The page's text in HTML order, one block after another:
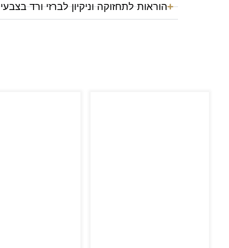
הוראות לתחזוקה וניקיון לברזי ורד